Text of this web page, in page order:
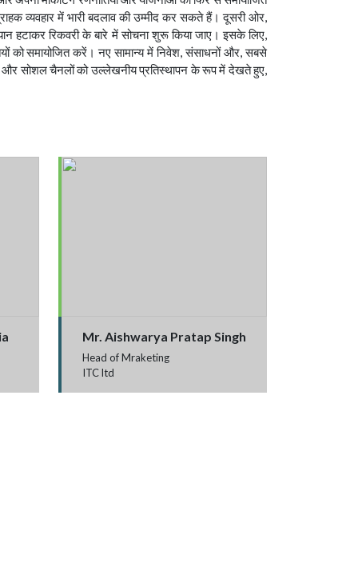
व्यवहार में भारी बदलाव की उम्मीद कर सकते हैं। दूसरी ओर,
हटाकर रिकवरी के बारे में सोचना शुरू किया जाए। इसके लिए,
को समायोजित करें। नए सामान्य में निवेश, संसाधनों और, सबसे
और सोशल चैनलों को उल्लेखनीय प्रतिस्थापन के रूप में देखते हुए,
Mr. Aishwarya Pratap Singh
Head of Mraketing
ITC ltd